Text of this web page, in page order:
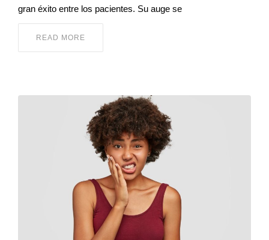
gran éxito entre los pacientes. Su auge se
READ MORE